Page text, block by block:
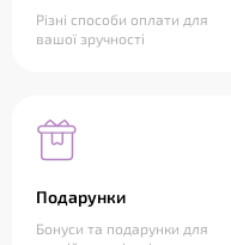
Різні способи оплати для
вашої зручності
Подарунки
Бонуси та подарунки для